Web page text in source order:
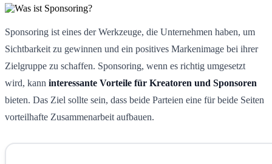
Sponsoring ist eines der Werkzeuge, die Unternehmen haben, um
Sichtbarkeit zu gewinnen und ein positives Markenimage bei ihrer
Zielgruppe zu schaffen. Sponsoring, wenn es richtig umgesetzt
wird, kann interessante Vorteile für Kreatoren und Sponsoren
bieten. Das Ziel sollte sein, dass beide Parteien eine für beide Seiten
vorteilhafte Zusammenarbeit aufbauen.